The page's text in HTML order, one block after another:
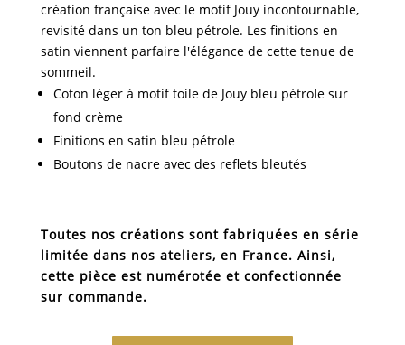
création française avec le motif Jouy incontournable,
revisité dans un ton bleu pétrole. Les finitions en
satin viennent parfaire l'élégance de cette tenue de
sommeil.
Coton léger à motif toile de Jouy bleu pétrole sur
fond crème
Finitions en satin bleu pétrole
Boutons de nacre avec des reflets bleutés
Toutes nos créations sont fabriquées en série
limitée dans nos ateliers, en France. Ainsi,
cette pièce est numérotée et confectionnée
sur commande.